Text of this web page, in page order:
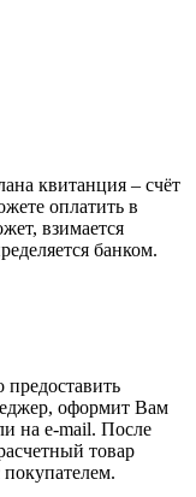
квитанция – счёт
оплатить в
взимается
банком.
оформит Вам
на e-mail. После
товар